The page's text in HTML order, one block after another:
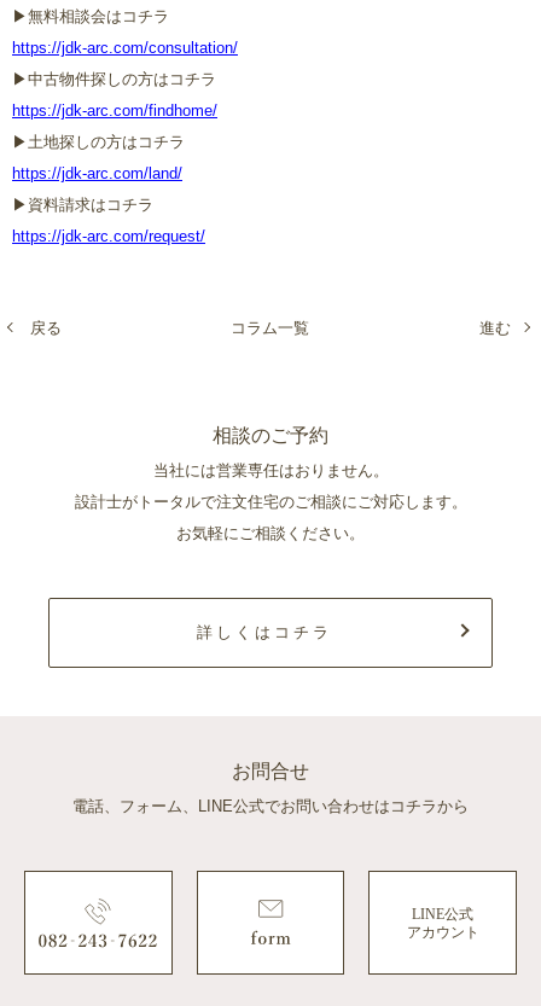
▶︎無料相談会はコチラ
https://jdk-arc.com/consultation/
▶︎中古物件探しの方はコチラ
https://jdk-arc.com/findhome/
▶︎土地探しの方はコチラ
https://jdk-arc.com/land/
▶︎資料請求はコチラ
https://jdk-arc.com/request/
戻る コラム一覧 進む
相談のご予約
当社には営業専任はおりません。
設計士がトータルで注文住宅のご相談にご対応します。
お気軽にご相談ください。
詳しくはコチラ
お問合せ
電話、フォーム、LINE公式でお問い合わせはコチラから
LINE公式
アカウント